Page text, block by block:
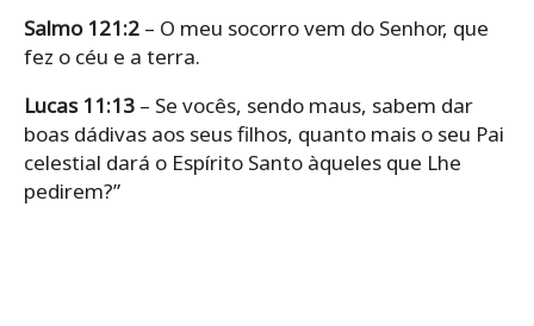
Salmo 121:2 – O meu socorro vem do Senhor, que
fez o céu e a terra.
Lucas 11:13 – Se vocês, sendo maus, sabem dar
boas dádivas aos seus filhos, quanto mais o seu Pai
celestial dará o Espírito Santo àqueles que Lhe
pedirem?”